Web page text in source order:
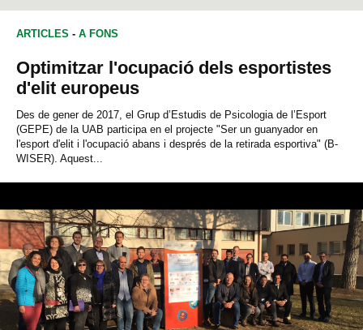
ARTICLES - A FONS
Optimitzar l'ocupació dels esportistes
d'elit europeus
Des de gener de 2017, el Grup d’Estudis de Psicologia de l’Esport
(GEPE) de la UAB participa en el projecte "Ser un guanyador en
l'esport d'elit i l'ocupació abans i després de la retirada esportiva" (B-
WISER). Aquest...